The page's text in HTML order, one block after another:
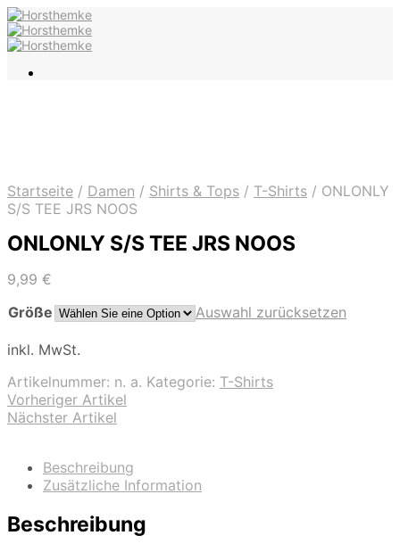
Startseite / Damen / Shirts & Tops / T-Shirts / ONLONLY
S/S TEE JRS NOOS
ONLONLY S/S TEE JRS NOOS
9,99 €
Größe
Auswahl zurücksetzen
inkl. MwSt.
Artikelnummer: n. a. Kategorie: T-Shirts
Vorheriger Artikel
Nächster Artikel
Beschreibung
Zusätzliche Information
Beschreibung